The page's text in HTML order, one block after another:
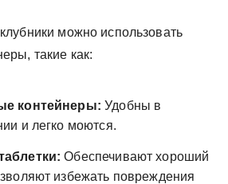
можно использовать
такие как:
контейнеры: Удобны в
и легко моются.
Обеспечивают хороший
избежать повреждения